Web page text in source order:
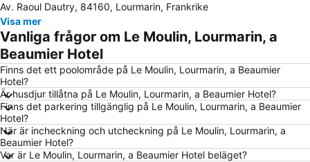
Saint-Mauront
Av. Raoul Dautry, 84160, Lourmarin, Frankrike
Visa mer
Vanliga frågor om Le Moulin, Lourmarin, a
Beaumier Hotel
Finns det ett poolområde på Le Moulin, Lourmarin, a Beaumier
Hotel?
Är husdjur tillåtna på Le Moulin, Lourmarin, a Beaumier Hotel?
Finns det parkering tillgänglig på Le Moulin, Lourmarin, a Beaumier
Hotel?
När är incheckning och utcheckning på Le Moulin, Lourmarin, a
Beaumier Hotel?
Var är Le Moulin, Lourmarin, a Beaumier Hotel beläget?